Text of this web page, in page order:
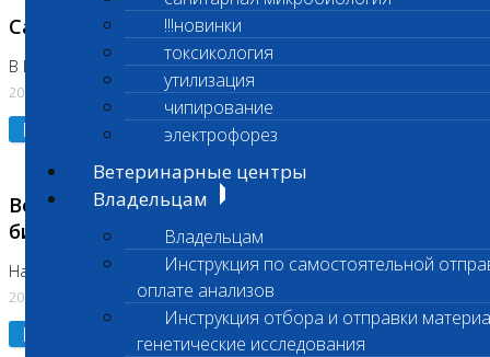
!!!новинки
токсикология
утилизация
чипирование
электрофорез
Ветеринарные центры
Владельцам
Владельцам
Инструкция по самостоятельной
оплате анализов
Инструкция отбора и отправки
генетические исследования
Санитарный день
В Бутово 21.07.2026
20.07.2026
Подробнее
Возобновлено выполнение срочных
биохимических исследований
На Нагорной
20.07.2026
Подробнее